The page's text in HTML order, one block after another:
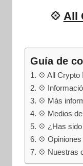
Estafado.com
💠 All
Guía de
💠 All
💠
💠 Más
💠 Medios
💠 ¿Has
💠
💠 Nuestras